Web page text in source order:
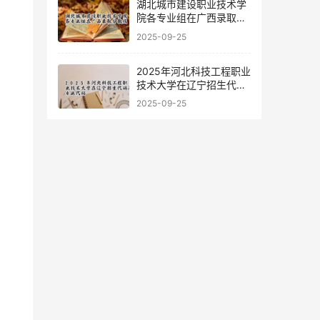
湖北城市建设职业技术学
院各专业组在广西录取分
数线
2025-09-25
2025年河北科技工程职业
技术大学在辽宁招生代码
及专业代码
2025-09-25